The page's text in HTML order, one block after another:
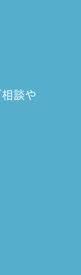
談や